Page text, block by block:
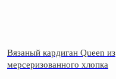
Вязаный кардиган Queen из
мерсеризованного хлопка